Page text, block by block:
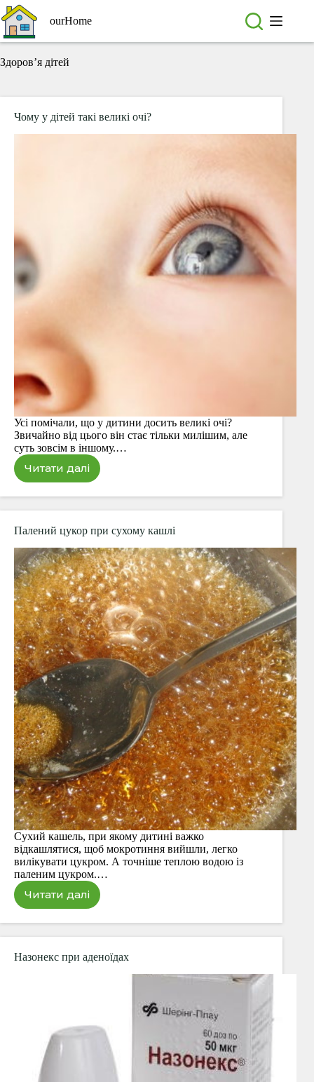
Перейти
до
вмісту
ourHome
Здоров’я дітей
Чому у дітей такі великі очі?
Усі помічали, що у дитини досить великі очі?
Звичайно від цього він стає тільки милішим, але
суть зовсім в іншому.…
Читати далі
Чому
дітей
такі
великі
очі?
Палений цукор при сухому кашлі
Сухий кашель, при якому дитині важко
відкашлятися, щоб мокротиння вийшли, легко
вилікувати цукром. А точніше теплою водою із
паленим цукром.…
Читати далі
Палений
при
сухому
кашлі
Назонекс при аденоїдах